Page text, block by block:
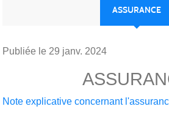
ASSURANCE
Publiée le 29 janv. 2024
Note explicative concernant